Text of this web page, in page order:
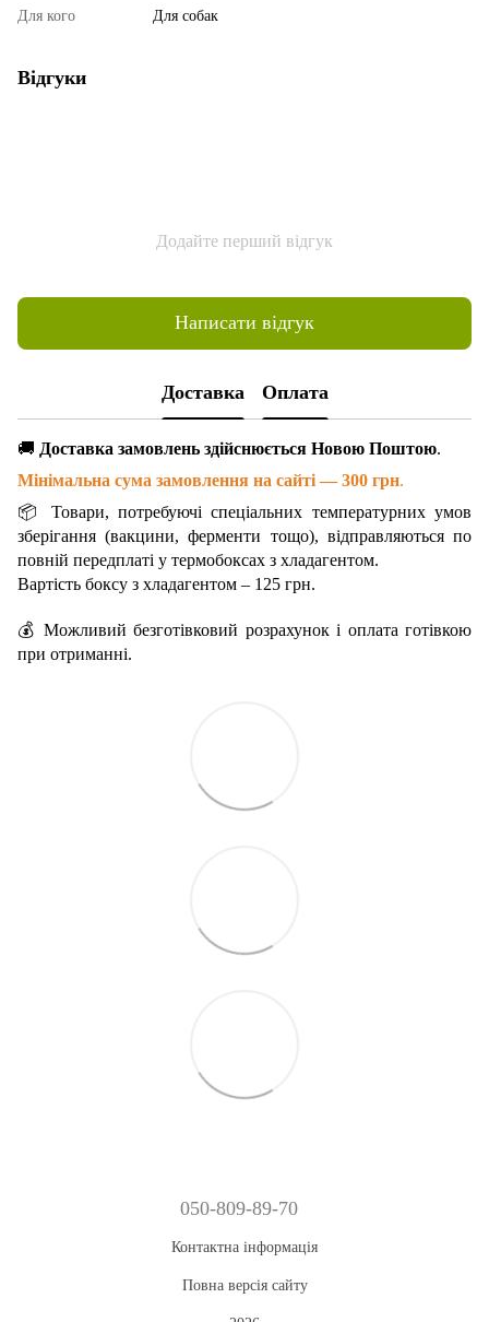
Для кого Для собак
Відгуки
Додайте перший відгук
Написати відгук
Доставка Оплата
🚚 Доставка замовлень здійснюється Новою Поштою.
Мінімальна сума замовлення на сайті — 300 грн.
📦 Товари, потребуючі спеціальних температурних умов
зберігання (вакцини, ферменти тощо), відправляються по
повній передплаті у термобоксах з хладагентом.
Вартість боксу з хладагентом – 125 грн.
💰 Можливий безготівковий розрахунок і оплата готівкою
при отриманні.
050-809-89-70
Контактна інформація
Повна версія сайту